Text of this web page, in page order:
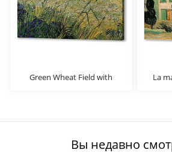
Green Wheat Field with
La
Вы недавно